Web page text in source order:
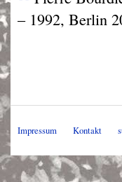
– 1992, Berlin
Impressum Kontakt